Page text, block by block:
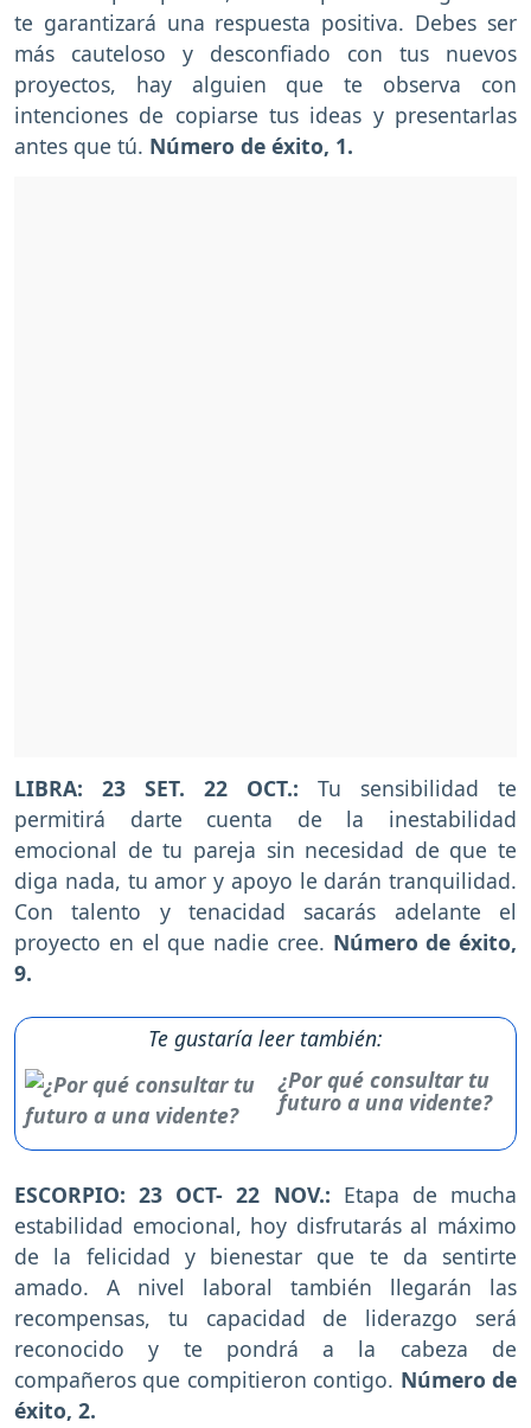
te garantizará una respuesta positiva. Debes ser
más cauteloso y desconfiado con tus nuevos
proyectos, hay alguien que te observa con
intenciones de copiarse tus ideas y presentarlas
antes que tú. Número de éxito, 1.
LIBRA: 23 SET. 22 OCT.: Tu sensibilidad te
permitirá darte cuenta de la inestabilidad
emocional de tu pareja sin necesidad de que te
diga nada, tu amor y apoyo le darán tranquilidad.
Con talento y tenacidad sacarás adelante el
proyecto en el que nadie cree. Número de éxito,
9.
Te gustaría leer también:
¿Por qué consultar tu
futuro a una vidente?
ESCORPIO: 23 OCT- 22 NOV.: Etapa de mucha
estabilidad emocional, hoy disfrutarás al máximo
de la felicidad y bienestar que te da sentirte
amado. A nivel laboral también llegarán las
recompensas, tu capacidad de liderazgo será
reconocido y te pondrá a la cabeza de
compañeros que compitieron contigo. Número de
éxito, 2.